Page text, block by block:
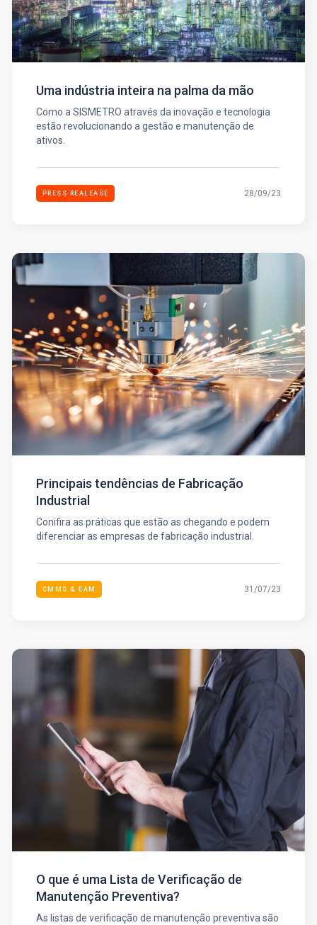
Uma indústria inteira na palma da mão
Como a SISMETRO através da inovação e tecnologia
estão revolucionando a gestão e manutenção de
ativos.
PRESS REALEASE 28/09/23
Principais tendências de Fabricação
Industrial
Conifira as práticas que estão as chegando e podem
diferenciar as empresas de fabricação industrial.
CMMS & EAM 31/07/23
O que é uma Lista de Verificação de
Manutenção Preventiva?
As listas de verificação de manutenção preventiva são